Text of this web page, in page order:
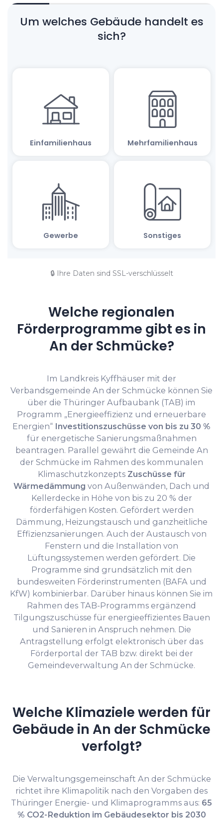
🔒 Ihre Daten sind SSL-verschlüsselt
Welche regionalen
Förderprogramme gibt es in
An der Schmücke?
Im Landkreis Kyffhäuser mit der
Verbandsgemeinde An der Schmücke können Sie
über die Thüringer Aufbaubank (TAB) im
Programm „Energieeffizienz und erneuerbare
Energien“ Investitionszuschüsse von bis zu 30 %
für energetische Sanierungsmaßnahmen
beantragen. Parallel gewährt die Gemeinde An
der Schmücke im Rahmen des kommunalen
Klimaschutzkonzepts Zuschüsse für
Wärmedämmung von Außenwänden, Dach und
Kellerdecke in Höhe von bis zu 20 % der
förderfähigen Kosten. Gefördert werden
Dämmung, Heizungstausch und ganzheitliche
Effizienzsanierungen. Auch der Austausch von
Fenstern und die Installation von
Lüftungssystemen werden gefördert. Die
Programme sind grundsätzlich mit den
bundesweiten Förderinstrumenten (BAFA und
KfW) kombinierbar. Darüber hinaus können Sie im
Rahmen des TAB-Programms ergänzend
Tilgungszuschüsse für energieeffizientes Bauen
und Sanieren in Anspruch nehmen. Die
Antragstellung erfolgt elektronisch über das
Förderportal der TAB bzw. direkt bei der
Gemeindeverwaltung An der Schmücke.
Welche Klimaziele werden für
Gebäude in An der Schmücke
verfolgt?
Die Verwaltungsgemeinschaft An der Schmücke
richtet ihre Klimapolitik nach den Vorgaben des
Thüringer Energie- und Klimaprogramms aus: 65
% CO2-Reduktion im Gebäudesektor bis 2030